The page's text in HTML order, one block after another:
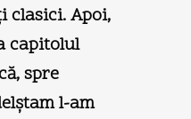
clasici. Apoi,
capitolul
spre
l-am